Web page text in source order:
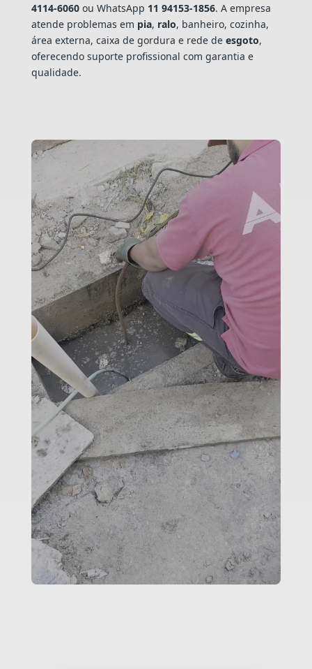
4114-6060ou WhatsApp 11 94153-1856. A empresa
atende problemas em pia, ralo, banheiro, cozinha,
área externa, caixa de gordura e rede de esgoto,
oferecendo suporte profissional com garantia e
qualidade.